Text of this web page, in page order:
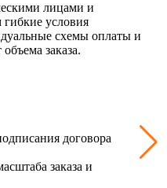
лицами и
условия
схемы оплаты и
заказа.
договора
заказа и